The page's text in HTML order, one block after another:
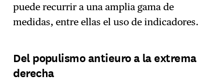
puede recurrir a una amplia gama de
medidas, entre ellas el uso de indicadores.
Del populismo antieuro a la extrema
derecha